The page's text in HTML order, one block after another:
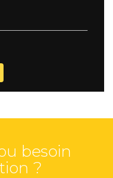
besoin
?